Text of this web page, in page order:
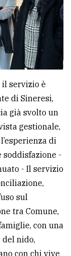
il servizio è
di Sineresi,
già svolto un
gestionale,
di
soddisfazione -
- Il servizio
sul
tra Comune,
con una
nido,
con chi vive